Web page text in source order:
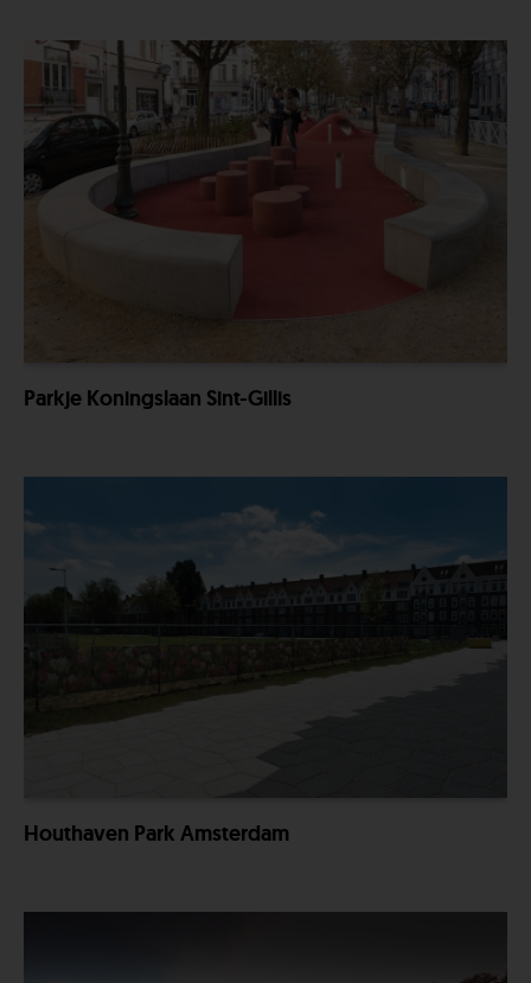
Parkje Koningslaan Sint-Gillis
Houthaven Park Amsterdam